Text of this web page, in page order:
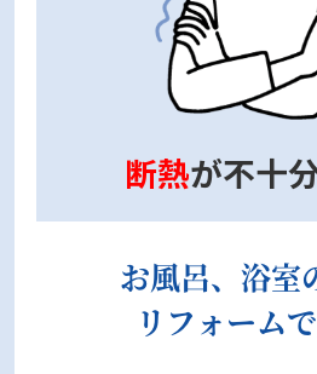
断熱が不十
お風呂、浴室
リフォーム